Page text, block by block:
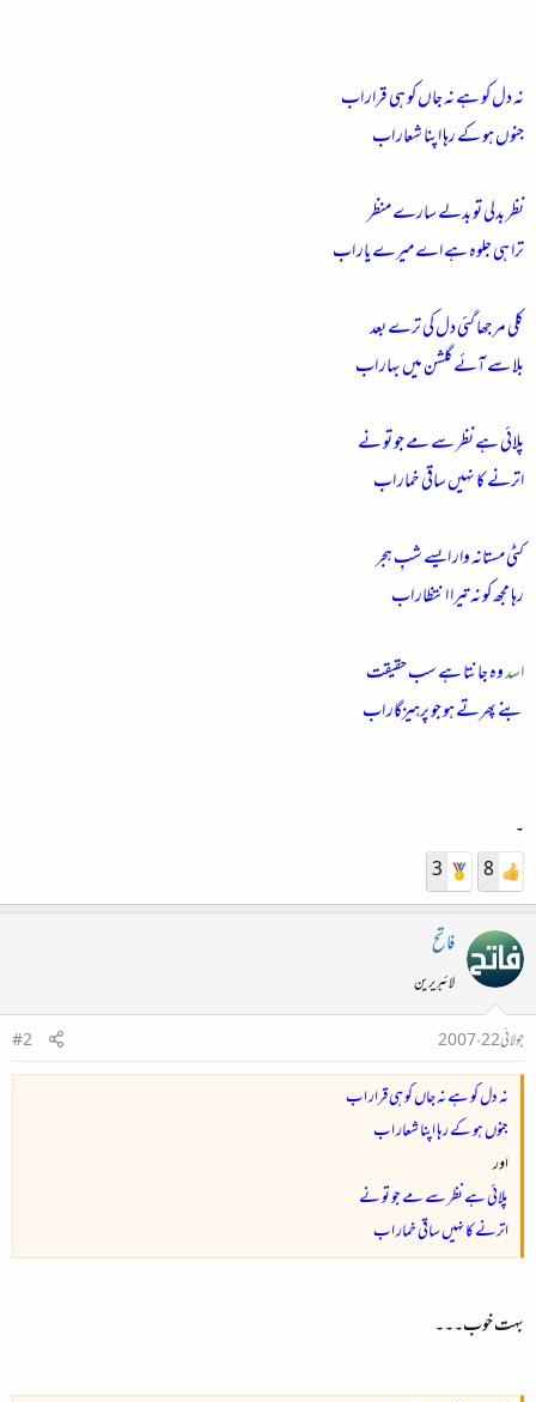
نہ دل کو ہے نہ جاں کو ہی قرار اب
جنوں ہو کے رہا اپنا شعار اب
نظر بدلی تو بدلے سارے منظر
ترا ہی جلوہ ہے اے میرے یار اب
کلی مرجھا گئی دل کی ترے بعد
بلا سے آئے گلشن میں بہار اب
پلائی ہے نظر سے مے جو تو نے
اترنے کا نہیں ساقی خمار اب
کٹی مستانہ وار ایسے شبِ ہجر
رہا مجھ کو نہ تیرا انتظار اب
اسدوہ جانتا ہے سب حقیقت
بنے پھرتے ہو جو پرہیزگار اب
۔
8
3
فاتح
لائبریرین
جولائی 22، 2007
#2
نہ دل کو ہے نہ جاں کو ہی قرار اب
جنوں ہو کے رہا اپنا شعار اب
اور
پلائی ہے نظر سے مے جو تو نے
اترنے کا نہیں ساقی خمار اب
بہت خوب۔۔۔